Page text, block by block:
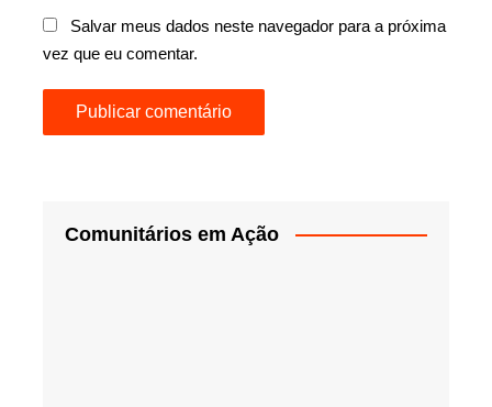
Salvar meus dados neste navegador para a próxima
vez que eu comentar.
Comunitários em Ação